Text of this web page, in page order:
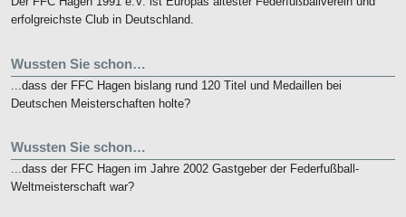
erfolgreichste Club in Deutschland.
Wussten Sie schon…
...dass der FFC Hagen bislang rund 120 Titel und Medaillen bei
Deutschen Meisterschaften holte?
Wussten Sie schon…
...dass der FFC Hagen im Jahre 2002 Gastgeber der Federfußball-
Weltmeisterschaft war?